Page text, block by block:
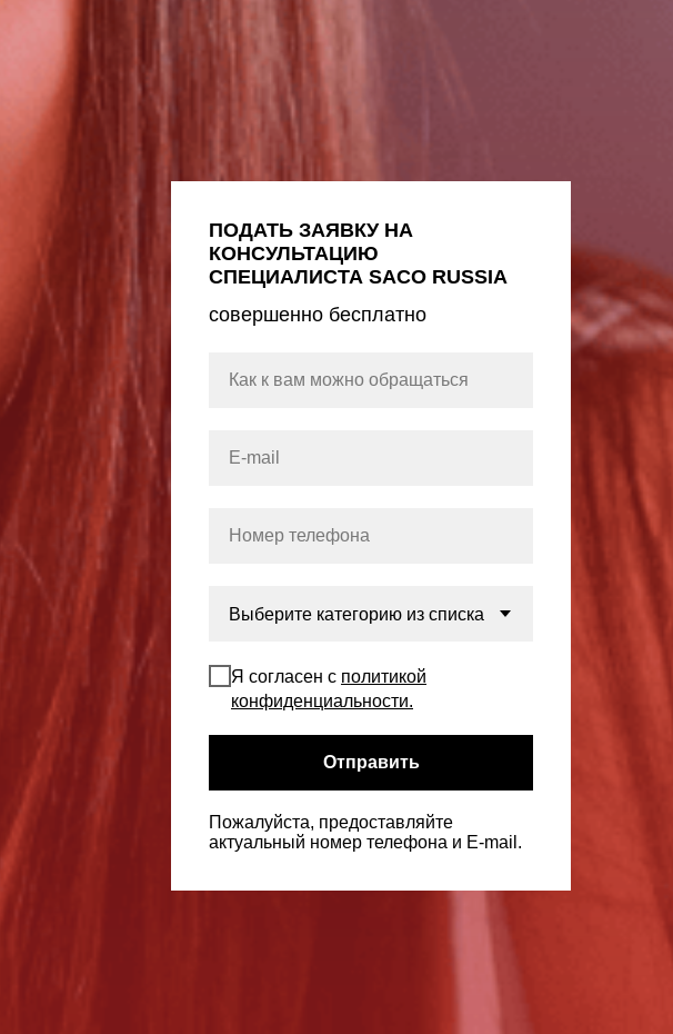
ПОДАТЬ ЗАЯВКУ НА
КОНСУЛЬТАЦИЮ
СПЕЦИАЛИСТА SACO RUSSIA
совершенно бесплатно
Я согласен с политикой
конфиденциальности.
Отправить
Пожалуйста, предоставляйте
актуальный номер телефона и E-mail.